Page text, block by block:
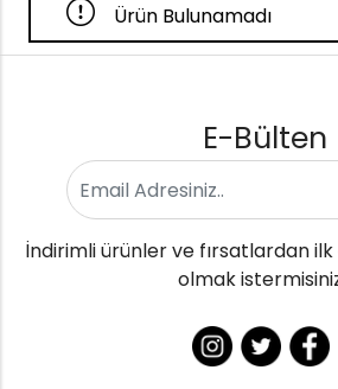
Ürün Bulunamadı
E-Bülten
İndirimli ürünler ve fırsatlardan
olmak